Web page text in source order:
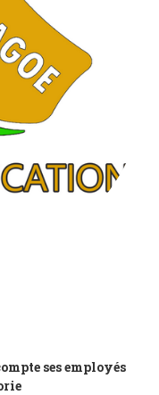
ses employés